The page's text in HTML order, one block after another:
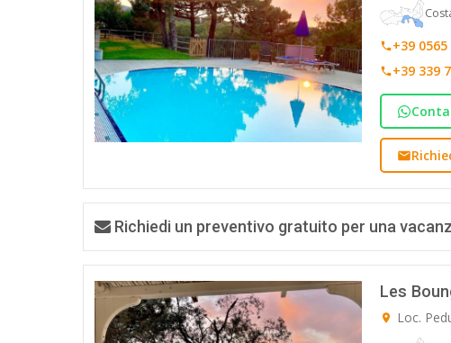
+39 0565
+39 339
Richiedi un preventivo gratuito per una
Les
Loc.